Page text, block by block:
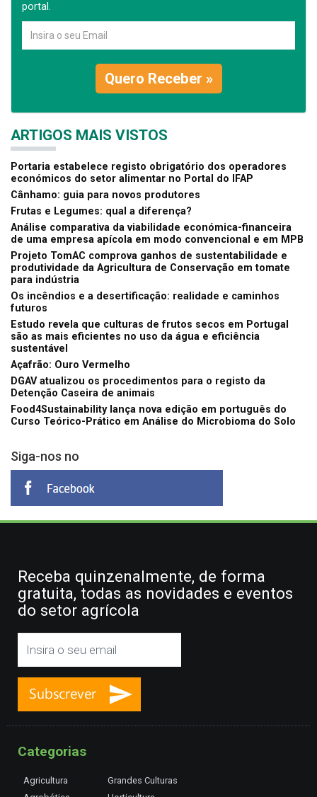
portal.
Quero Receber »
ARTIGOS MAIS VISTOS
Portaria estabelece registo obrigatório dos operadores
económicos do setor alimentar no Portal do IFAP
Cânhamo: guia para novos produtores
Frutas e Legumes: qual a diferença?
Análise comparativa da viabilidade económica-financeira
de uma empresa apícola em modo convencional e em MPB
Projeto TomAC comprova ganhos de sustentabilidade e
produtividade da Agricultura de Conservação em tomate
para indústria
Os incêndios e a desertificação: realidade e caminhos
futuros
Estudo revela que culturas de frutos secos em Portugal
são as mais eficientes no uso da água e eficiência
sustentável
Açafrão: Ouro Vermelho
DGAV atualizou os procedimentos para o registo da
Detenção Caseira de animais
Food4Sustainability lança nova edição em português do
Curso Teórico-Prático em Análise do Microbioma do Solo
Siga-nos no
Receba quinzenalmente, de forma
gratuita, todas as novidades e eventos
do setor agrícola
Categorias
Agricultura
Grandes Culturas